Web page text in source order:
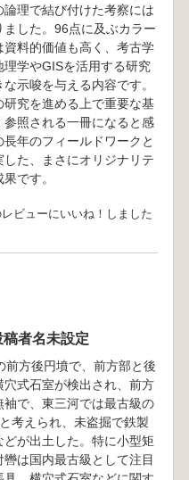
論理で結び付けた考察には
した。96点に及ぶカラー
資料的価値も高く、考古学
学やGISを活用する研究
示唆を与える内容です。
研究を進める上で重要な基
参照される一冊になると感
長年のフィールドワークと
た、まさにオリジナリテ
です。
ビューにいいね！しました
稿者名未設定
前方後円墳で、前方部と後
穴式石室が検出され、前方
袖で、東三河では最古級の
考えられ、未盗掘で鉄製
が出土した。特に小型矩
は国内最古級として注目